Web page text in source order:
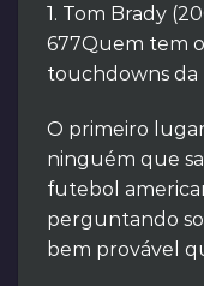
1. Tom Brady
677Quem tem
touchdowns da
O primeiro
ninguém que
futebol
perguntando
bem provável